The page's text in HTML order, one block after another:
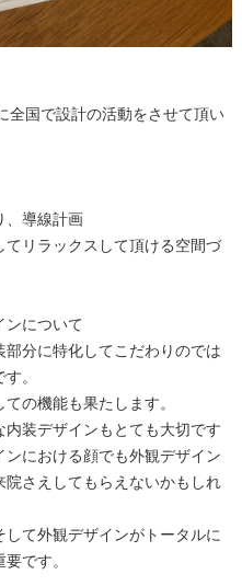
全国で設計の活動をさせて頂い
、導線計画
てリラックスして頂ける空間づ
ンについて
分に特化してこだわりのでは
。
の機能も果たします。
装デザインもとても大切です
における顔でも外観デザイン
さえしてもらえないかもしれ
て外観デザインがトータルに
です。